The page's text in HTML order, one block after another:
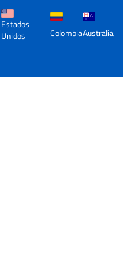
Estados
Unidos
ColombiaAustralia